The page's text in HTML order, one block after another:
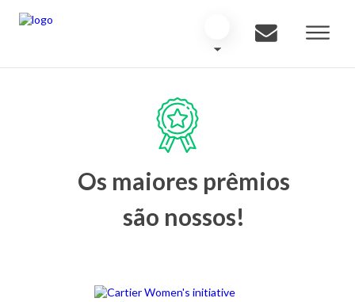
Os maiores prêmios
são nossos!